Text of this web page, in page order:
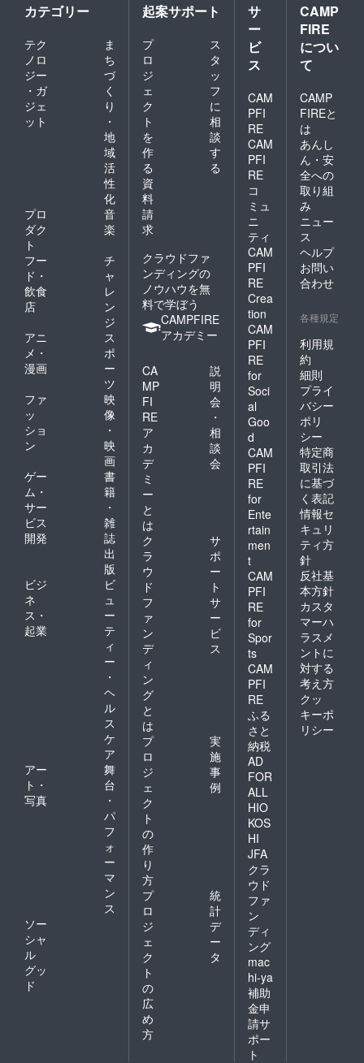
カテゴリー
テク
ノロ
ジー
・ガ
ジェ
ット
ま
ち
づ
く
り
・
地
域
活
性
化
プロ
ダク
ト
音
楽
フー
ド・
飲食
店
チ
ャ
レ
ン
ジ
アニ
メ・
漫画
ス
ポ
ー
ツ
ファ
ッ
ショ
ン
映
像
・
映
画
ゲー
ム・
サー
ビス
開発
書
籍
・
雑
誌
出
版
ビジ
ネ
ス・
起業
ビ
ュ
ー
テ
ィ
ー
・
ヘ
ル
ス
ケ
ア
アー
ト・
写真
舞
台
・
パ
フ
ォ
ー
マ
ン
ス
ソー
シャ
ル
グッ
ド
起案サポート
プ
ロ
ジ
ェ
ク
ト
を
作
る
ス
タ
ッ
フ
に
相
談
す
る
資
料
請
求
クラウドファ
ンディングの
ノウハウを無
料で学ぼう
CAMPFIRE
アカデミー
CA
MP
FI
RE
ア
カ
デ
ミ
ー
と
は
説
明
会
・
相
談
会
ク
ラ
ウ
ド
フ
ァ
ン
デ
ィ
ン
グ
と
は
サ
ポ
ー
ト
サ
ー
ビ
ス
プ
ロ
ジ
ェ
ク
ト
の
作
り
方
実
施
事
例
プ
ロ
ジ
ェ
ク
ト
の
広
め
方
統
計
デ
ー
タ
サ
ー
ビ
ス
CAM
PFI
RE
CAM
PFI
RE
コ
ミュ
ニ
ティ
CAM
PFI
RE
Crea
tion
CAM
PFI
RE
for
Soci
al
Goo
d
CAM
PFI
RE
for
Ente
rtain
men
t
CAM
PFI
RE
for
Spor
ts
CAM
PFI
RE
ふる
さと
納税
AD
FOR
ALL
HIO
KOS
HI
JFA
クラ
ウド
ファ
ン
ディ
ング
mac
hi-ya
補助
金申
請サ
ポー
ト
CAMP
FIRE
につい
て
CAMP
FIREと
は
あんし
ん・安
全への
取り組
み
ニュー
ス
ヘルプ
お問い
合わせ
各種規定
利用規
約
細則
プライ
バシー
ポリ
シー
特定商
取引法
に基づ
く表記
情報セ
キュリ
ティ方
針
反社基
本方針
カスタ
マーハ
ラスメ
ントに
対する
考え方
クッ
キーポ
リシー